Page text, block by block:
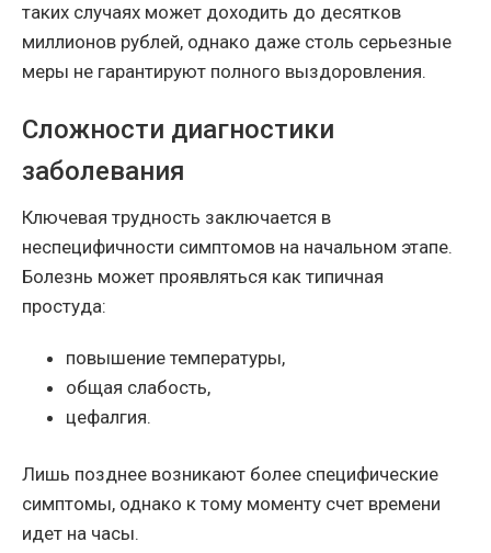
таких случаях может доходить до десятков
миллионов рублей, однако даже столь серьезные
меры не гарантируют полного выздоровления.
Сложности диагностики
заболевания
Ключевая трудность заключается в
неспецифичности симптомов на начальном этапе.
Болезнь может проявляться как типичная
простуда:
повышение температуры,
общая слабость,
цефалгия.
Лишь позднее возникают более специфические
симптомы, однако к тому моменту счет времени
идет на часы.